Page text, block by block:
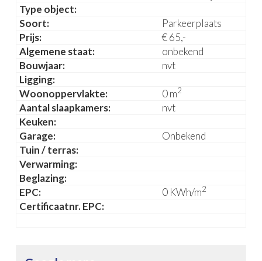
Type object:
Soort:
Parkeerplaats
Prijs:
€ 65,-
Algemene staat:
onbekend
Bouwjaar:
nvt
Ligging:
Woonoppervlakte:
0 m2
Aantal slaapkamers:
nvt
Keuken:
Garage:
Onbekend
Tuin / terras:
Verwarming:
Beglazing:
EPC:
0 KWh/m2
Certificaatnr. EPC: